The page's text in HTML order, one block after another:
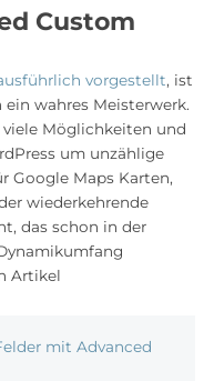
Custom
vorgestellt, ist
ein wahres Meisterwerk.
viele Möglichkeiten und
um unzählige
Google Maps Karten,
wiederkehrende
das schon in der
Artikel
mit Advanced